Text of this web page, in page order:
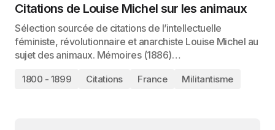
Citations de Louise Michel sur les animaux
Sélection sourcée de citations de l’intellectuelle
féministe, révolutionnaire et anarchiste Louise Michel au
sujet des animaux. Mémoires (1886)…
1800 - 1899 Citations France Militantisme